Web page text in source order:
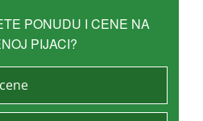
PONUDU I CENE NA
PIJACI?